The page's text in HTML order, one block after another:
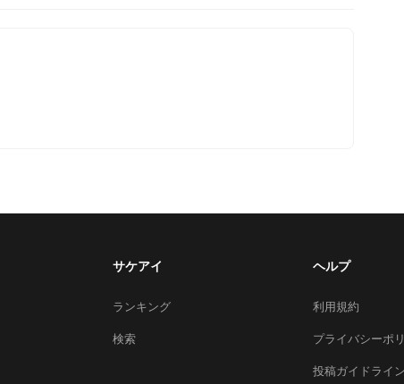
サケアイ
ランキング
検索
ヘルプ
利用規約
プライバシーポ
投稿ガイドライン